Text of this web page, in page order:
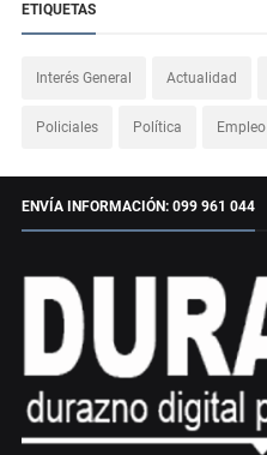
ETIQUETAS
Interés General Actualidad
Policiales Política Empleo
ENVÍA INFORMACIÓN: 099 961 044